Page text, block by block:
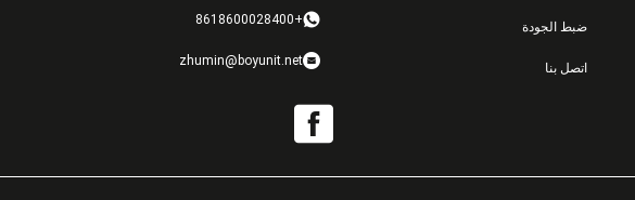
X90-412B-R6 Netapp
+8618600028400
zhumin@boyunit.net
ضبط الجودة
اتصل بنا